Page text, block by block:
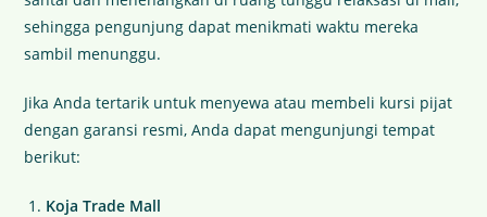
sehingga pengunjung dapat menikmati waktu mereka
sambil menunggu.
Jika Anda tertarik untuk menyewa atau membeli kursi pijat
dengan garansi resmi, Anda dapat mengunjungi tempat
berikut:
Koja Trade Mall